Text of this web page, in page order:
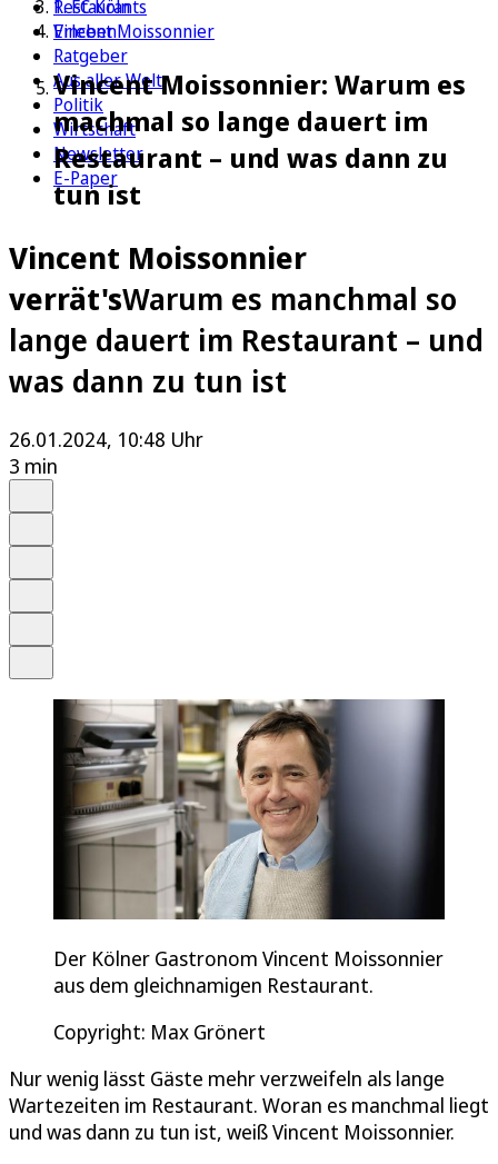
1. FC Köln
Erleben
Ratgeber
Aus aller Welt
Politik
Wirtschaft
Newsletter
E-Paper
Restaurants
Vincent Moissonnier
Vincent Moissonnier: Warum es
machmal so lange dauert im
Restaurant – und was dann zu
tun ist
Vincent Moissonnier
verrät'sWarum es manchmal so
lange dauert im Restaurant – und
was dann zu tun ist
26.01.2024, 10:48 Uhr
3 min
Der Kölner Gastronom Vincent Moissonnier
aus dem gleichnamigen Restaurant.
Copyright: Max Grönert
Nur wenig lässt Gäste mehr verzweifeln als lange
Wartezeiten im Restaurant. Woran es manchmal liegt
und was dann zu tun ist, weiß Vincent Moissonnier.